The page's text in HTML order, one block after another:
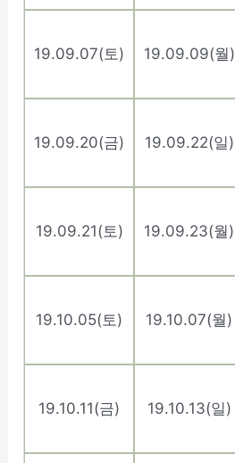
19.09.07(토) 19.09.09(월)
19.09.20(금) 19.09.22(일)
19.09.21(토) 19.09.23(월)
19.10.05(토) 19.10.07(월)
19.10.11(금) 19.10.13(일)